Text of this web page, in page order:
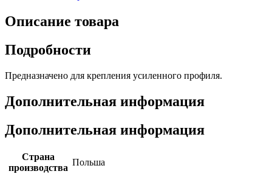
Описание товара
Подробности
Предназначено для крепления усиленного профиля.
Дополнительная информация
Дополнительная информация
Страна
производства
Польша